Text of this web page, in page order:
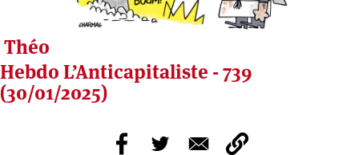
Théo
Hebdo L’Anticapitaliste - 739
(30/01/2025)